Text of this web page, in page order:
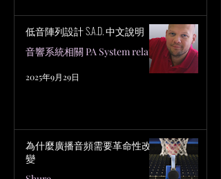
低音陣列設計 S.A.D. 中文說明
音響系統相關 PA System related
2025年9月29日
為什麼廣播音頻需要革命性改
變